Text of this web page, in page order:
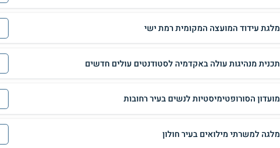
מלגת עידוד המועצה המקומית רמת ישי
תכנית מנהיגות עולה באקדמיה לסטודנטים עולים חדשים
מועדון הסורופטימיסטיות לנשים בעיר רחובות
מלגה למשרתי מילואים בעיר חולון